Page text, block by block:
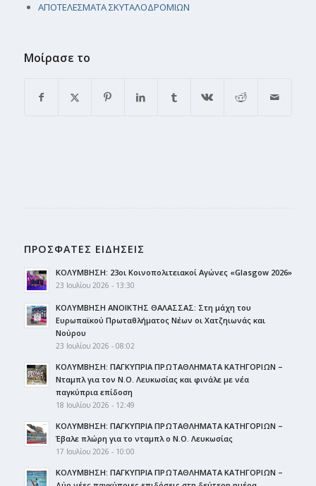
ΑΠΟΤΕΛΕΣΜΑΤΑ ΣΚΥΤΑΛΟΔΡΟΜΙΩΝ
Μοίρασε το
ΠΡΟΣΦΑΤΕΣ ΕΙΔΗΣΕΙΣ
ΚΟΛΥΜΒΗΣΗ: 23οι Κοινοπολιτειακοί Αγώνες «Glasgow 2026»
23 Ιουλίου 2026 - 13:30
ΚΟΛΥΜΒΗΣΗ ΑΝΟΙΚΤΗΣ ΘΑΛΑΣΣΑΣ: Στη μάχη του
Ευρωπαϊκού Πρωταθλήματος Νέων οι Χατζηιωνάς και
Νούρου
23 Ιουλίου 2026 - 08:02
ΚΟΛΥΜΒΗΣΗ: ΠΑΓΚΥΠΡΙΑ ΠΡΩΤΑΘΛΗΜΑΤΑ ΚΑΤΗΓΟΡΙΩΝ –
Νταμπλ για τον Ν.Ο. Λευκωσίας και φινάλε με νέα
παγκύπρια επίδοση
18 Ιουλίου 2026 - 12:49
ΚΟΛΥΜΒΗΣΗ: ΠΑΓΚΥΠΡΙΑ ΠΡΩΤΑΘΛΗΜΑΤΑ ΚΑΤΗΓΟΡΙΩΝ –
Έβαλε πλώρη για το νταμπλ ο Ν.Ο. Λευκωσίας
17 Ιουλίου 2026 - 10:00
ΚΟΛΥΜΒΗΣΗ: ΠΑΓΚΥΠΡΙΑ ΠΡΩΤΑΘΛΗΜΑΤΑ ΚΑΤΗΓΟΡΙΩΝ –